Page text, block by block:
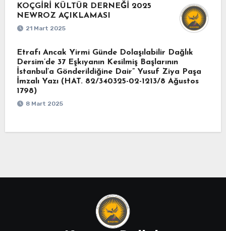
KOÇGİRİ KÜLTÜR DERNEĞİ 2025
NEWROZ AÇIKLAMASI
21 Mart 2025
Etrafı Ancak Yirmi Günde Dolaşılabilir Dağlık
Dersim’de 37 Eşkıyanın Kesilmiş Başlarının
İstanbul’a Gönderildiğine Dair” Yusuf Ziya Paşa
İmzalı Yazı (HAT. 82/340325-02-1213/8 Ağustos
1798)
8 Mart 2025